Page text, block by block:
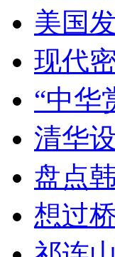
美国
现代
“中华
清华
盘点
想过